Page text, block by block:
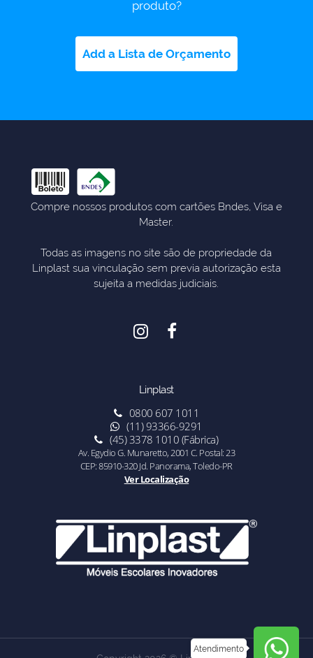
produto?
Add a Lista de Orçamento
Compre nossos produtos com cartões Bndes, Visa e
Master.
Todas as imagens no site são de propriedade da
Linplast sua vinculação sem previa autorização esta
sujeita a medidas judiciais.
Linplast
0800 607 1011
(11) 93366-9291
(45) 3378 1010 (Fábrica)
Av. Egydio G. Munaretto, 2001 C. Postal: 23
CEP: 85910-320 Jd. Panorama, Toledo-PR
Ver Localização
Atendimento